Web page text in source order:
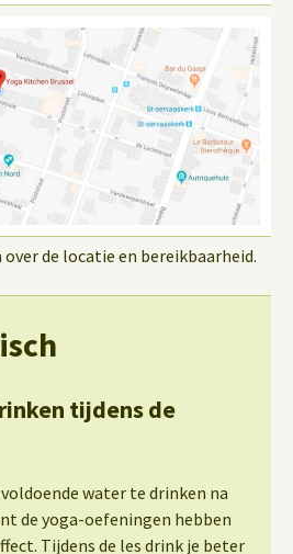
de locatie en bereikbaarheid.
tijdens de
water te drinken na
de yoga-oefeningen hebben
Tijdens de les drink je beter